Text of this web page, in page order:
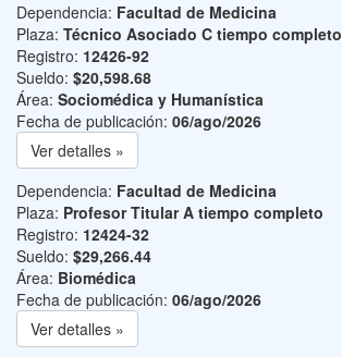
Dependencia: Facultad de Medicina
Plaza: Técnico Asociado C tiempo completo
Registro: 12426-92
Sueldo: $20,598.68
Área: Sociomédica y Humanística
Fecha de publicación: 06/ago/2026
Ver detalles »
Dependencia: Facultad de Medicina
Plaza: Profesor Titular A tiempo completo
Registro: 12424-32
Sueldo: $29,266.44
Área: Biomédica
Fecha de publicación: 06/ago/2026
Ver detalles »